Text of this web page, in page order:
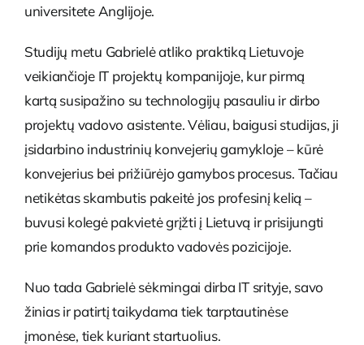
universitete Anglijoje.
Studijų metu Gabrielė atliko praktiką Lietuvoje
veikiančioje IT projektų kompanijoje, kur pirmą
kartą susipažino su technologijų pasauliu ir dirbo
projektų vadovo asistente. Vėliau, baigusi studijas, ji
įsidarbino industrinių konvejerių gamykloje – kūrė
konvejerius bei prižiūrėjo gamybos procesus. Tačiau
netikėtas skambutis pakeitė jos profesinį kelią –
buvusi kolegė pakvietė grįžti į Lietuvą ir prisijungti
prie komandos produkto vadovės pozicijoje.
Nuo tada Gabrielė sėkmingai dirba IT srityje, savo
žinias ir patirtį taikydama tiek tarptautinėse
įmonėse, tiek kuriant startuolius.